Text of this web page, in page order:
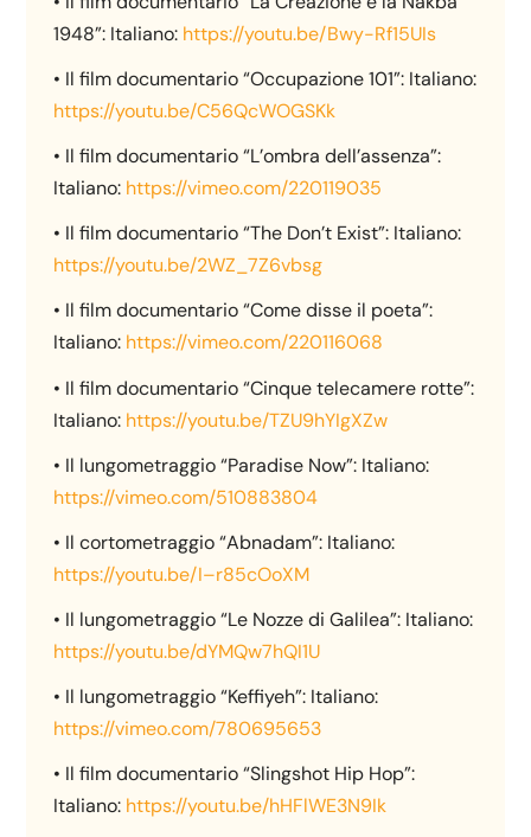
1948”: Italiano: https://youtu.be/Bwy-Rf15UIs
• Il film documentario “Occupazione 101”: Italiano:
https://youtu.be/C56QcWOGSKk
• Il film documentario “L’ombra dell’assenza”:
Italiano: https://vimeo.com/220119035
• Il film documentario “The Don’t Exist”: Italiano:
https://youtu.be/2WZ_7Z6vbsg
• Il film documentario “Come disse il poeta”:
Italiano: https://vimeo.com/220116068
• Il film documentario “Cinque telecamere rotte”:
Italiano: https://youtu.be/TZU9hYIgXZw
• Il lungometraggio “Paradise Now”: Italiano:
https://vimeo.com/510883804
• Il cortometraggio “Abnadam”: Italiano:
https://youtu.be/I–r85cOoXM
• Il lungometraggio “Le Nozze di Galilea”: Italiano:
https://youtu.be/dYMQw7hQI1U
• Il lungometraggio “Keffiyeh”: Italiano:
https://vimeo.com/780695653
• Il film documentario “Slingshot Hip Hop”:
Italiano: https://youtu.be/hHFlWE3N9Ik